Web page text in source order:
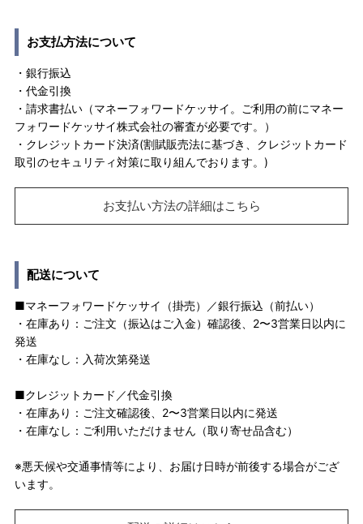
お支払方法について
・銀行振込
・代金引換
・請求書払い（マネーフォワードケッサイ。ご利用の前にマネー
フォワードケッサイ株式会社の審査が必要です。）
・クレジットカード決済(割賦販売法に基づき、クレジットカード
取引のセキュリティ対策に取り組んでおります。)
お支払い方法の詳細はこちら
配送について
■マネーフォワードケッサイ（掛売）／銀行振込（前払い）
・在庫あり：ご注文（振込はご入金）確認後、2〜3営業日以内に
発送
・在庫なし：入荷次第発送
■クレジットカード／代金引換
・在庫あり：ご注文確認後、2〜3営業日以内に発送
・在庫なし：ご利用いただけません（取り寄せ品含む）
※悪天候や交通事情等により、お届け日時が前後する場合がござ
います。